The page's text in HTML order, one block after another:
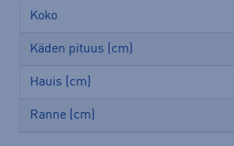
Koko
Käden pituus (cm)
Hauis (cm)
Ranne (cm)